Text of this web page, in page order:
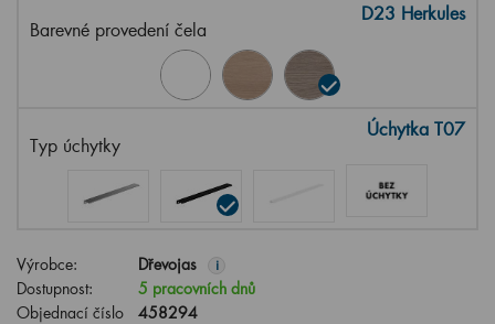
Barevné provedení čela
D23 Herkules
Typ úchytky
Úchytka T07
Výrobce: Dřevojas i
Dostupnost:
5 pracovních dnů
Objednací číslo
458294